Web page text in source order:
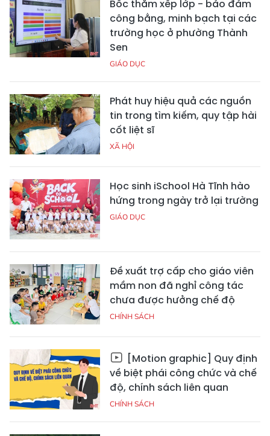
Bốc thăm xếp lớp - bảo đảm
công bằng, minh bạch tại các
trường học ở phường Thành
Sen
GIÁO DỤC
Phát huy hiệu quả các nguồn
tin trong tìm kiếm, quy tập hài
cốt liệt sĩ
XÃ HỘI
Học sinh iSchool Hà Tĩnh hào
hứng trong ngày trở lại trường
GIÁO DỤC
Đề xuất trợ cấp cho giáo viên
mầm non đã nghỉ công tác
chưa được hưởng chế độ
CHÍNH SÁCH
[Motion graphic] Quy định
về biệt phái công chức và chế
độ, chính sách liên quan
CHÍNH SÁCH